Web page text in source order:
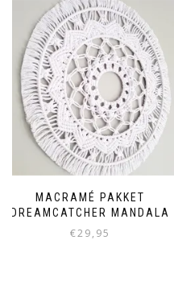
MACRAMÉ PAKKET
DREAMCATCHER MANDALA
€29,95